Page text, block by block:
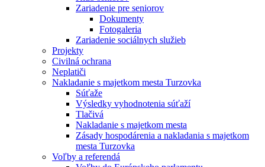
Zariadenie pre seniorov
Dokumenty
Fotogaleria
Zariadenie sociálnych služieb
Projekty
Civilná ochrana
Neplatiči
Nakladanie s majetkom mesta Turzovka
Súťaže
Výsledky vyhodnotenia súťaží
Tlačivá
Nakladanie s majetkom mesta
Zásady hospodárenia a nakladania s majetkom
mesta Turzovka
Voľby a referendá